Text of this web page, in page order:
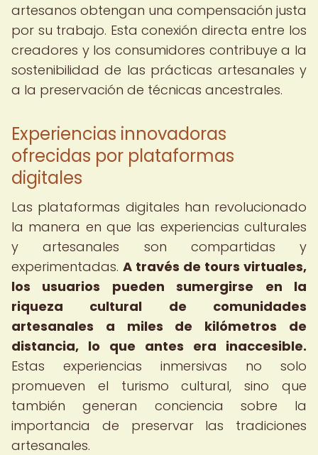
artesanos obtengan una compensación justa
por su trabajo. Esta conexión directa entre los
creadores y los consumidores contribuye a la
sostenibilidad de las prácticas artesanales y
a la preservación de técnicas ancestrales.
Experiencias innovadoras
ofrecidas por plataformas
digitales
Las plataformas digitales han revolucionado
la manera en que las experiencias culturales
y artesanales son compartidas y
experimentadas. A través de tours virtuales,
los usuarios pueden sumergirse en la
riqueza cultural de comunidades
artesanales a miles de kilómetros de
distancia, lo que antes era inaccesible.
Estas experiencias inmersivas no solo
promueven el turismo cultural, sino que
también generan conciencia sobre la
importancia de preservar las tradiciones
artesanales.